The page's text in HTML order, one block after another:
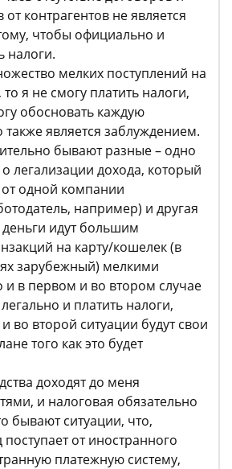
контрагентов не является
чтобы официально и
налоги.
мелких поступлений на
я не смогу платить налоги,
обосновать каждую
также является заблуждением.
бывают разные – одно
легализации дохода, который
от одной компании
например) и другая
деньги идут большим
на карту/кошелек (в
зарубежный) мелкими
в первом и во втором случае
и платить налоги,
во второй ситуации будут свои
того как это будет
доходят до меня
и налоговая обязательно
бывают ситуации, что,
от иностранного
платежную систему,